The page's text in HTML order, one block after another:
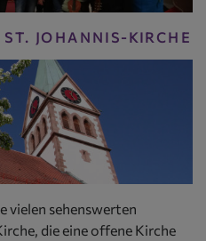
ST. JOHANNIS-KIRCHE
vielen sehenswerten
die eine offene Kirche